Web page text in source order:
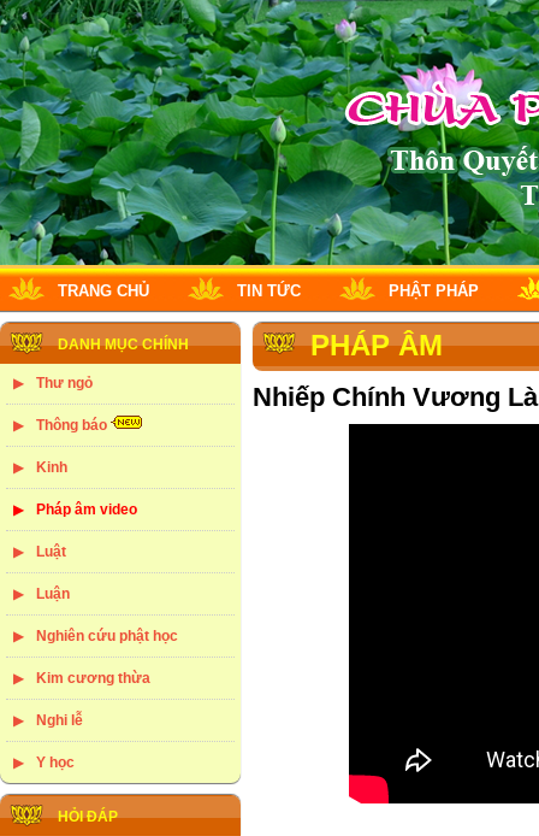
TRANG CHỦ TIN TỨC PHẬT PHÁP
DANH MỤC CHÍNH
Thư ngỏ
Thông báo
Kinh
Pháp âm video
Luật
Luận
Nghiên cứu phật học
Kim cương thừa
Nghi lễ
Y học
HỎI ĐÁP
PHÁP ÂM
Nhiếp Chính Vương